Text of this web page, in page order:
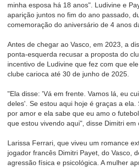
minha esposa há 18 anos". Ludivine e
aparição juntos no fim do ano passado,
comemoração do aniversário de 4 anos
Antes de chegar ao Vasco, em 2023, a
ponta-esquerda recusar a proposta do
incentivo de Ludivine que fez com que
clube carioca até 30 de junho de 2025.
"Ela disse: 'Vá em frente. Vamos lá, eu
deles'. Se estou aqui hoje é graças a ela.
por amor e ela sabe que eu amo o
que estou vivendo aqui", disse Dimitri em
Larissa Ferrari, que viveu um romance
jogador francês Dimitri Payet, do Vasco,
agressão física e psicológica. A mulher